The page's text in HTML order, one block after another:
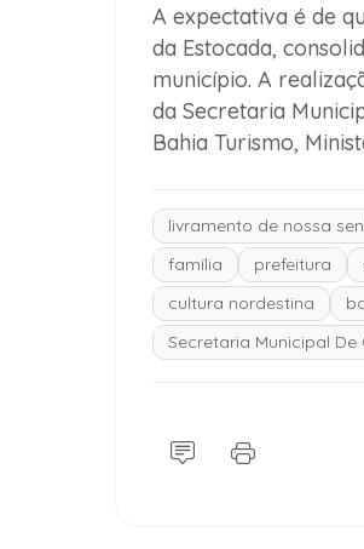
A expectativa é de
da Estocada,
município. A
da Secretaria
Bahia Turismo,
livramento de nossa
família
prefeitura
cultura nordestina
Secretaria Municipal De